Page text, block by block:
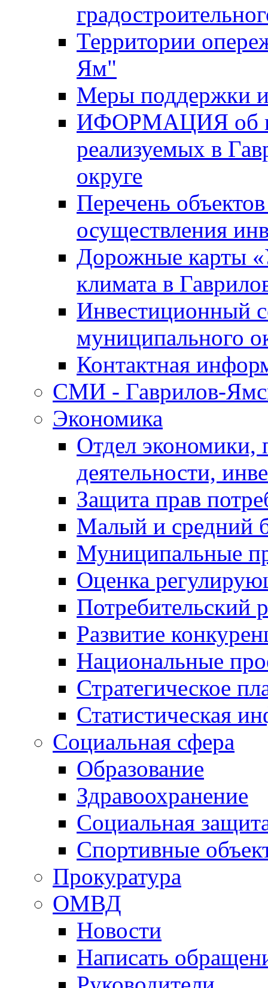
Территории
Ям"
Меры поддержки
ИФОРМАЦИЯ об
реализуемых в
округе
Перечень
осуществления
Дорожные карты
климата в
Инвестиционный
муниципального
Контактная
СМИ - Гаврилов-
Экономика
Отдел экономики,
деятельности,
Защита прав
Малый и средний
Муниципальные
Оценка
Потребительский
Развитие
Национальные
Стратегическое
Статистическая
Социальная сфера
Образование
Здравоохранение
Социальная
Спортивные
Прокуратура
ОМВД
Новости
Написать